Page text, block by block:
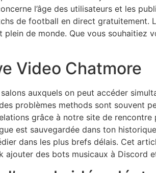
l’âge des utilisateurs et les
de football en direct gratuitement.
de monde. Que vous souhaitiez
Video Chatmore
auxquels on peut accéder
problèmes methods sont souvent
grâce à notre site de rencontre
est sauvegardée dans ton
dans les plus brefs délais. Cet
des bots musicaux à Discord